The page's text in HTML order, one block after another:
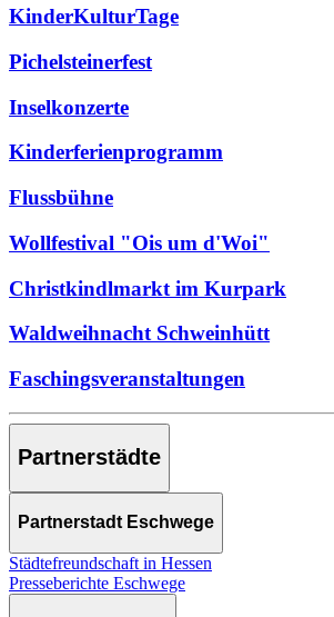
KinderKulturTage
Pichelsteinerfest
Inselkonzerte
Kinderferienprogramm
Flussbühne
Wollfestival "Ois um d'Woi"
Christkindlmarkt im Kurpark
Waldweihnacht Schweinhütt
Faschingsveranstaltungen
Partnerstädte
Partnerstadt Eschwege
Städtefreundschaft in Hessen
Presseberichte Eschwege